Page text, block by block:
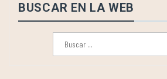
BUSCAR EN LA WEB